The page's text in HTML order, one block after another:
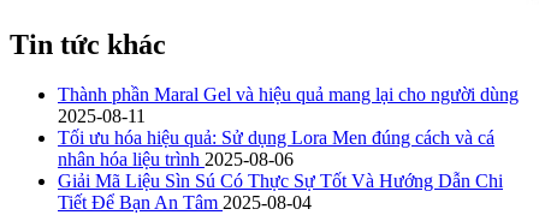
Tin tức khác
Thành phần Maral Gel và hiệu quả mang lại cho người dùng
2025-08-11
Tối ưu hóa hiệu quả: Sử dụng Lora Men đúng cách và cá
nhân hóa liệu trình 2025-08-06
Giải Mã Liệu Sìn Sú Có Thực Sự Tốt Và Hướng Dẫn Chi
Tiết Để Bạn An Tâm 2025-08-04